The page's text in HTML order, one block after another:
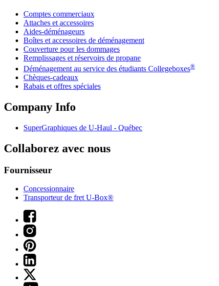
Comptes commerciaux
Attaches et accessoires
Aides-déménageurs
Boîtes et accessoires de déménagement
Couverture pour les dommages
Remplissages et réservoirs de propane
Déménagement au service des étudiants Collegeboxes®
Chèques-cadeaux
Rabais et offres spéciales
Company Info
SuperGraphiques de U-Haul - Québec
Collaborez avec nous
Fournisseur
Concessionnaire
Transporteur de fret U-Box®